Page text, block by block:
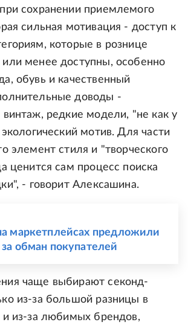
сохранении приемлемого
сильная мотивация - доступ к
которые в рознице
менее доступны, особенно
обувь и качественный
доводы -
винтаж, редкие модели, "не как у
мотив. Для части
элемент стиля и "творческого
ценится сам процесс поиска
- говорит Алексашина.
маркетплейсах предложили
обман покупателей
чаще выбирают секонд-
из-за большой разницы в
и из-за любимых брендов,